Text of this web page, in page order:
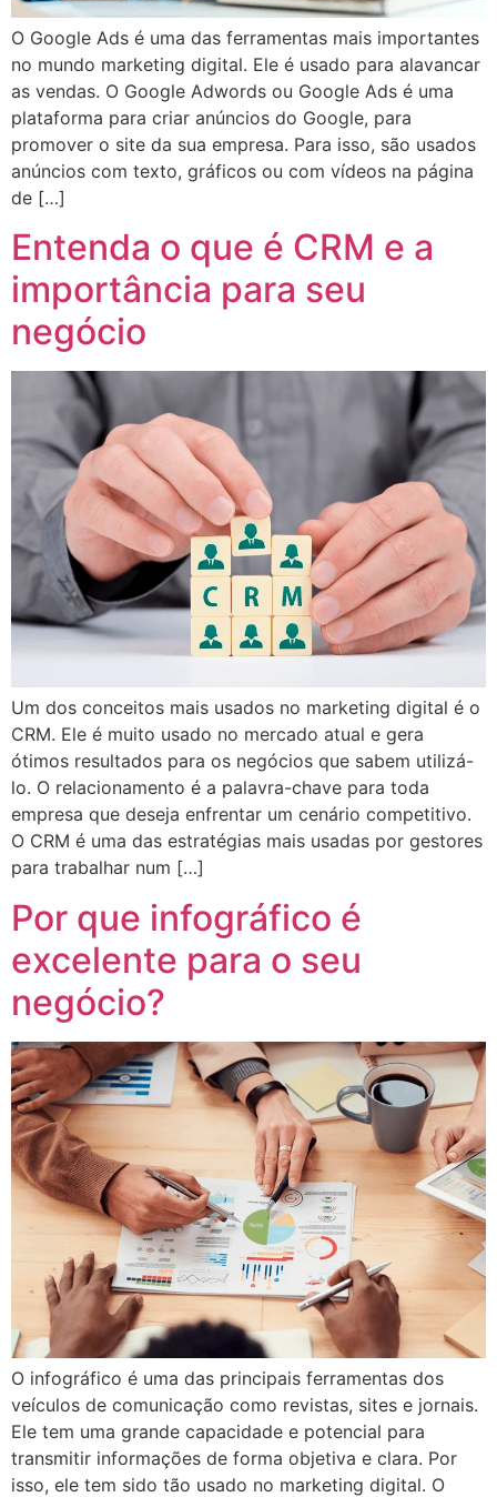
O Google Ads é uma das ferramentas mais importantes
no mundo marketing digital. Ele é usado para alavancar
as vendas. O Google Adwords ou Google Ads é uma
plataforma para criar anúncios do Google, para
promover o site da sua empresa. Para isso, são usados
anúncios com texto, gráficos ou com vídeos na página
de […]
Entenda o que é CRM e a
importância para seu
negócio
Um dos conceitos mais usados no marketing digital é o
CRM. Ele é muito usado no mercado atual e gera
ótimos resultados para os negócios que sabem utilizá-
lo. O relacionamento é a palavra-chave para toda
empresa que deseja enfrentar um cenário competitivo.
O CRM é uma das estratégias mais usadas por gestores
para trabalhar num […]
Por que infográfico é
excelente para o seu
negócio?
O infográfico é uma das principais ferramentas dos
veículos de comunicação como revistas, sites e jornais.
Ele tem uma grande capacidade e potencial para
transmitir informações de forma objetiva e clara. Por
isso, ele tem sido tão usado no marketing digital. O